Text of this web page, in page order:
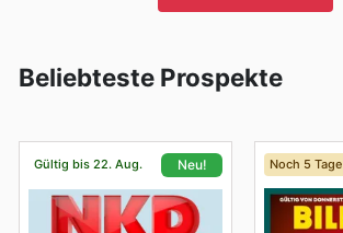
Beliebteste Prospekte
Gültig bis 22. Aug. Neu! Noch 5 Tage